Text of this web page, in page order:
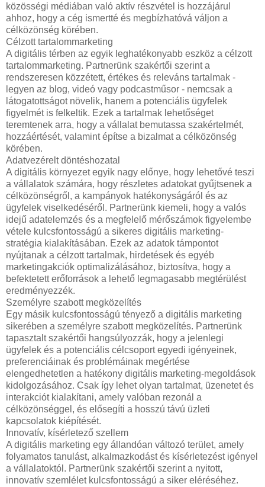
közösségi médiában való aktív részvétel is hozzájárul
ahhoz, hogy a cég ismertté és megbízhatóvá váljon a
célközönség körében.
Célzott tartalommarketing
A digitális térben az egyik leghatékonyabb eszköz a célzott
tartalommarketing. Partnerünk szakértői szerint a
rendszeresen közzétett, értékes és releváns tartalmak -
legyen az blog, videó vagy podcastműsor - nemcsak a
látogatottságot növelik, hanem a potenciális ügyfelek
figyelmét is felkeltik. Ezek a tartalmak lehetőséget
teremtenek arra, hogy a vállalat bemutassa szakértelmét,
hozzáértését, valamint építse a bizalmat a célközönség
körében.
Adatvezérelt döntéshozatal
A digitális környezet egyik nagy előnye, hogy lehetővé teszi
a vállalatok számára, hogy részletes adatokat gyűjtsenek a
célközönségről, a kampányok hatékonyságáról és az
ügyfelek viselkedéséről. Partnerünk kiemeli, hogy a valós
idejű adatelemzés és a megfelelő mérőszámok figyelembe
vétele kulcsfontosságú a sikeres digitális marketing-
stratégia kialakításában. Ezek az adatok támpontot
nyújtanak a célzott tartalmak, hirdetések és egyéb
marketingakciók optimalizálásához, biztosítva, hogy a
befektetett erőforrások a lehető legmagasabb megtérülést
eredményezzék.
Személyre szabott megközelítés
Egy másik kulcsfontosságú tényező a digitális marketing
sikerében a személyre szabott megközelítés. Partnerünk
tapasztalt szakértői hangsúlyozzák, hogy a jelenlegi
ügyfelek és a potenciális célcsoport egyedi igényeinek,
preferenciáinak és problémáinak megértése
elengedhetetlen a hatékony digitális marketing-megoldások
kidolgozásához. Csak így lehet olyan tartalmat, üzenetet és
interakciót kialakítani, amely valóban rezonál a
célközönséggel, és elősegíti a hosszú távú üzleti
kapcsolatok kiépítését.
Innovatív, kísérletező szellem
A digitális marketing egy állandóan változó terület, amely
folyamatos tanulást, alkalmazkodást és kísérletezést igényel
a vállalatoktól. Partnerünk szakértői szerint a nyitott,
innovatív szemlélet kulcsfontosságú a siker eléréséhez.